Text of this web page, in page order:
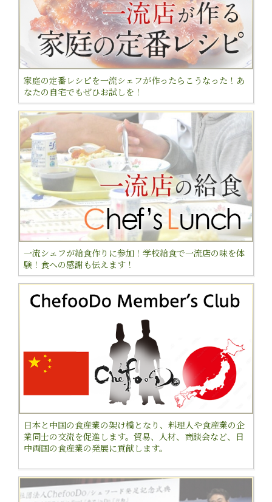
家庭の定番レシピを一流シェフが作ったらこうなった！あ
なたの自宅でもぜひお試しを！
一流シェフが給食作りに参加！学校給食で一流店の味を体
験！食への感謝も伝えます！
日本と中国の食産業の架け橋となり、料理人や食産業の企
業同士の交流を促進します。貿易、人材、商談会など、日
中両国の食産業の発展に貢献します。